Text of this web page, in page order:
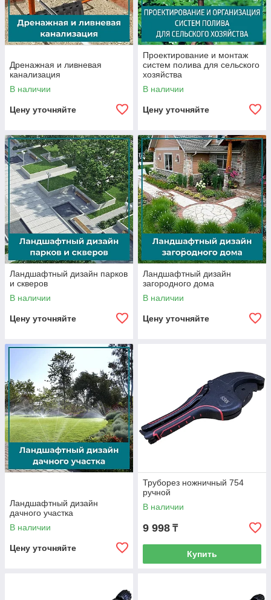
Дренажная и ливневая
канализация
В наличии
Цену уточняйте
Проектирование и монтаж
систем полива для сельского
хозяйства
В наличии
Цену уточняйте
Ландшафтный дизайн парков
и скверов
В наличии
Цену уточняйте
Ландшафтный дизайн
загородного дома
В наличии
Цену уточняйте
Ландшафтный дизайн
дачного участка
В наличии
Цену уточняйте
Труборез ножничный 754
ручной
В наличии
9 998 ₸
Купить